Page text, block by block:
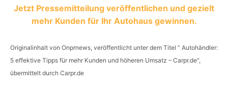
Jetzt Pressemitteilung veröffentlichen und gezielt
mehr Kunden für Ihr Autohaus gewinnen.
Originalinhalt von Onprnews, veröffentlicht unter dem Titel “ Autohändler:
5 effektive Tipps für mehr Kunden und höheren Umsatz – Carpr.de“,
übermittelt durch Carpr.de